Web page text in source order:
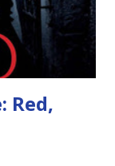
notato. L'ho
ch...
Red,